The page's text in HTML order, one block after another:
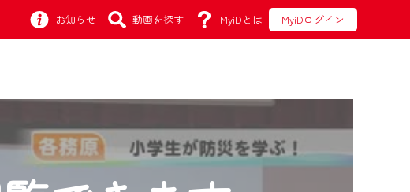
お知らせ 動画を探す MyiDとは MyiDログイン